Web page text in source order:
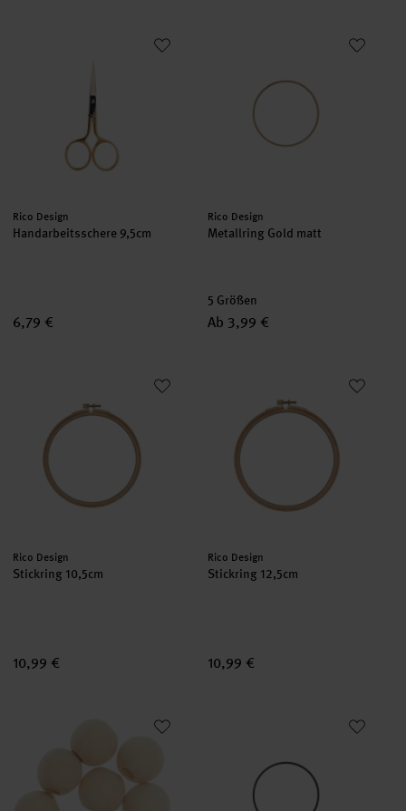
Handarbeitsschere 9,5cm
Hersteller:
Rico Design
Handarbeitsschere 9,5cm
6,79 €
Hersteller:
Rico Design
Metallring Gold matt
5 Größen
Ab 3,99 €
Hersteller:
Rico Design
Stickring 10,5cm
10,99 €
Hersteller:
Rico Design
Stickring 12,5cm
10,99 €
Makramee Perlen Holz natur 25mm 8 StückMetallring Schwarz matt